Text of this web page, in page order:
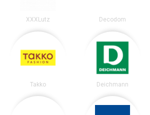
XXXLutz Decodom
Takko Deichmann